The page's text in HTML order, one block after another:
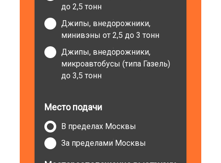
до 2,5 тонн
Джипы, внедорожники,
минивэны от 2,5 до 3 тонн
Джипы, внедорожники,
микроавтобусы (типа Газель)
до 3,5 тонн
Место подачи
В пределах Москвы
За пределами Москвы